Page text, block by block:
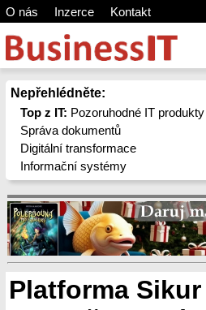
O nás Inzerce Kontakt
Nepřehlédněte:
Top z IT: Pozoruhodné IT
Správa dokumentů
Digitální transformace
Informační systémy
Platforma Sikur